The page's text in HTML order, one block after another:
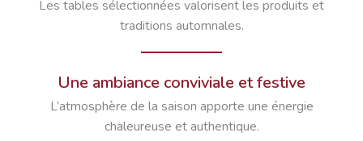
Les tables sélectionnées valorisent les produits et
traditions automnales.
Une ambiance conviviale et festive
L’atmosphère de la saison apporte une énergie
chaleureuse et authentique.